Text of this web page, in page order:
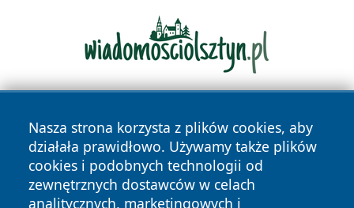
Nasza strona korzysta z plików cookies, aby
działała prawidłowo. Używamy także plików
cookies i podobnych technologii od
zewnętrznych dostawców w celach
analitycznych, marketingowych i
Copyright © 2026 kielceinfo.pl Wszystkie prawa zastrzeżone.